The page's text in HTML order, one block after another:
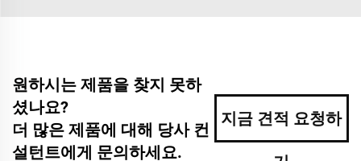
원하시는 제품을 찾지 못하
셨나요?
더 많은 제품에 대해 당사 컨
설턴트에게 문의하세요.
지금 견적 요청하